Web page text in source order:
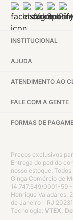
INSTITUCIONAL
AJUDA
ATENDIMENTO AO
FALE COM A GENTE
FORMAS DE
Preços exclusivos
Entrega do pedido
nosso estoque.
Ginga Comércio de
14.747.549/0001-59
Henrique Valadares,
de Janeiro - RJ
Tecnologia: VTEX,